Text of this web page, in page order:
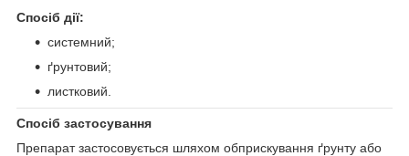
Спосіб дії:
системний;
ґрунтовий;
листковий.
Спосіб застосування
Препарат застосовується шляхом обприскування ґрунту або